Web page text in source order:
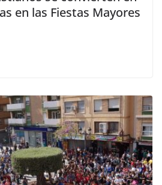
en las Fiestas Mayores